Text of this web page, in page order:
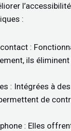
:
:
ils
: Intégrées à
de
: Elles